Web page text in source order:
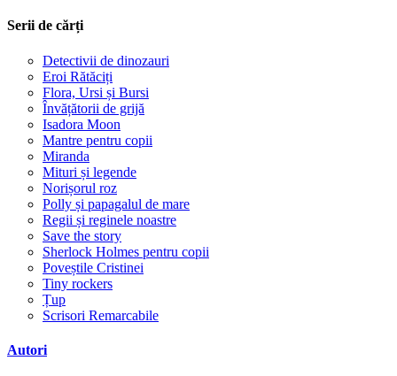
Serii de cărți
Detectivii de dinozauri
Eroi Rătăciți
Flora, Ursi și Bursi
Învățătorii de grijă
Isadora Moon
Mantre pentru copii
Miranda
Mituri și legende
Norișorul roz
Polly și papagalul de mare
Regii și reginele noastre
Save the story
Sherlock Holmes pentru copii
Poveștile Cristinei
Tiny rockers
Țup
Scrisori Remarcabile
Autori